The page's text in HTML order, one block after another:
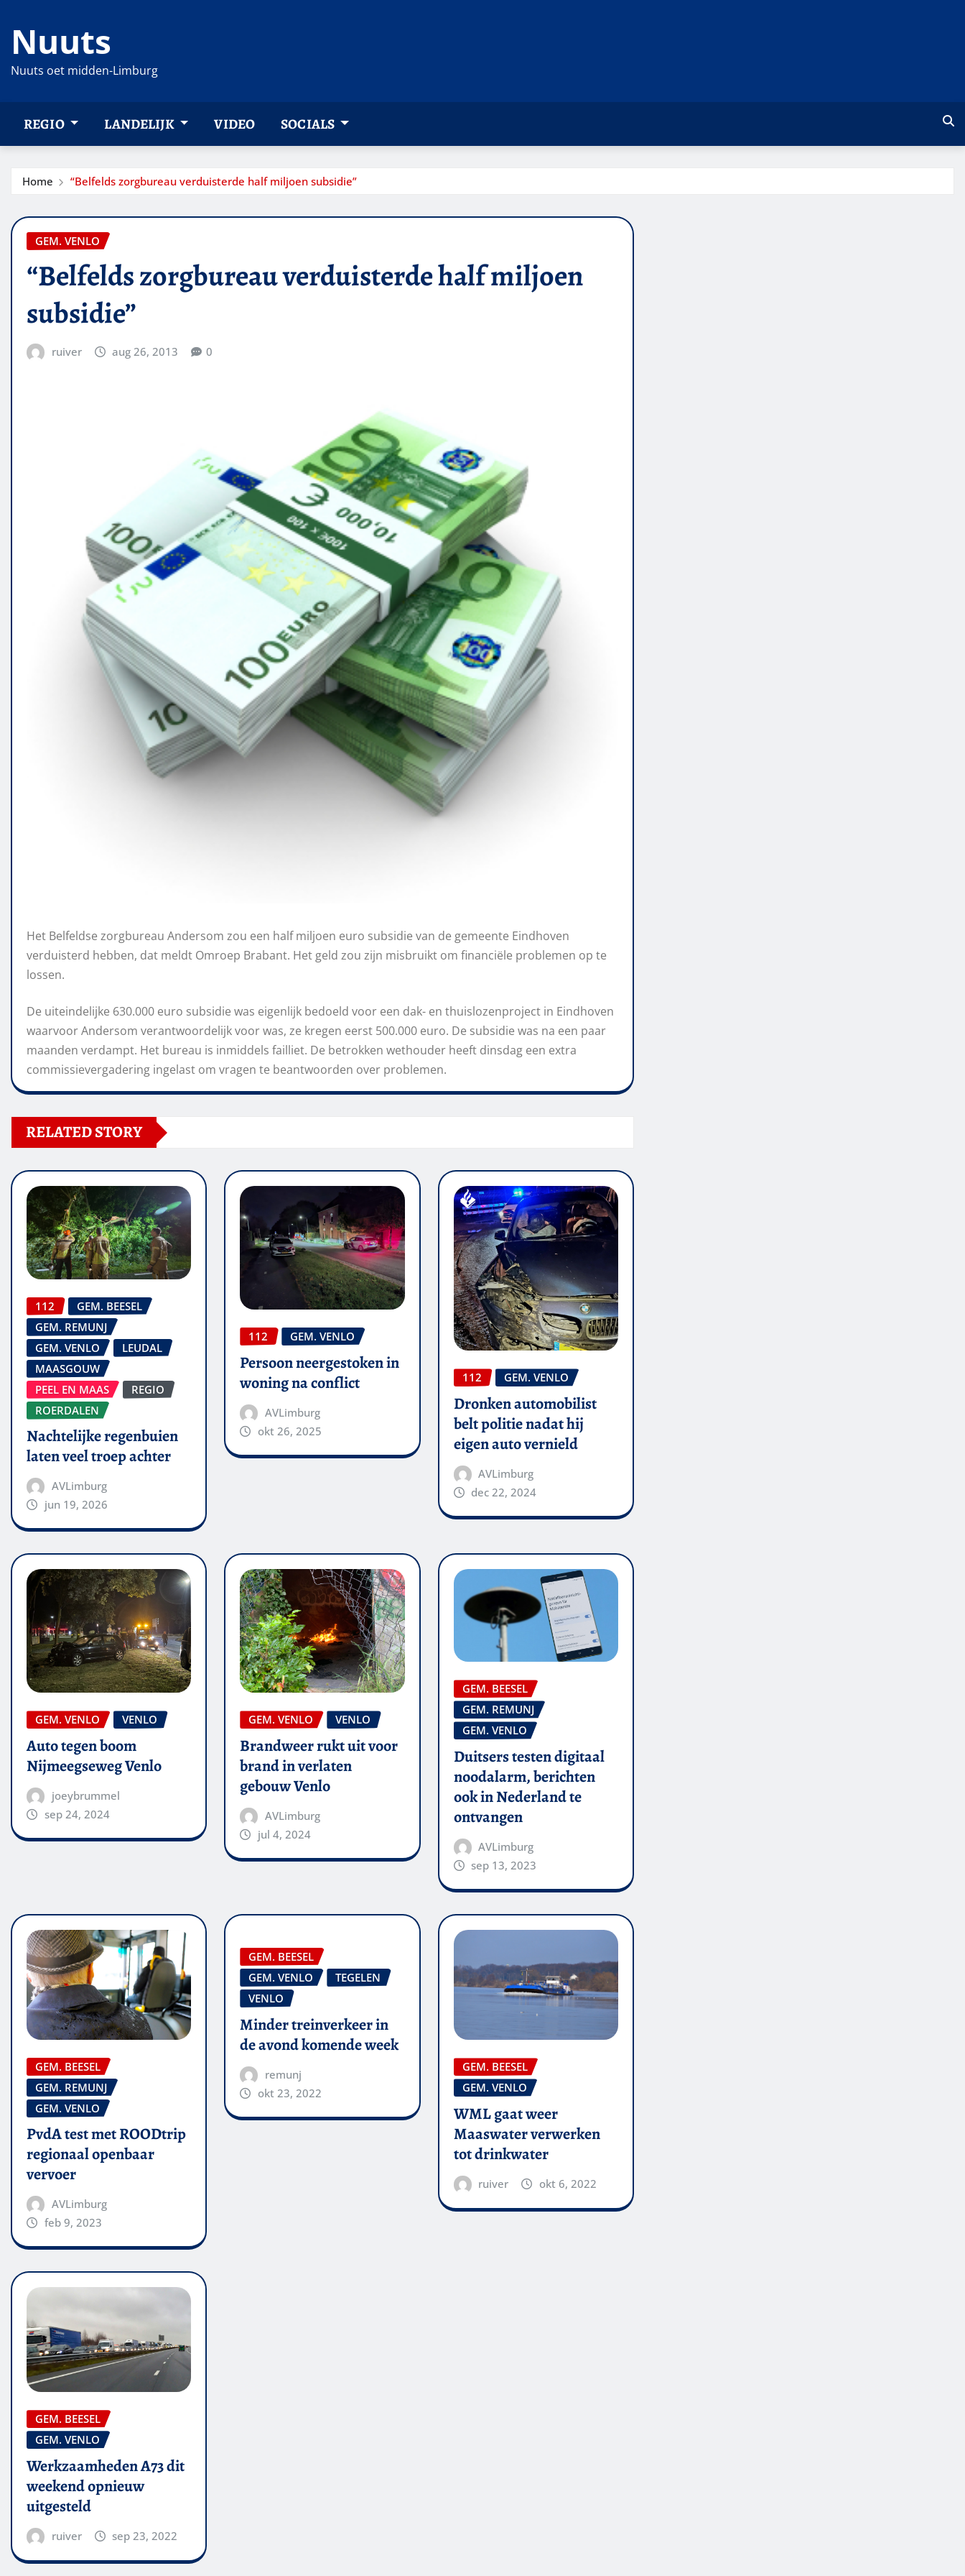
naar
inhoud
Nuuts
Nuuts oet midden-Limburg
REGIO LANDELIJK VIDEO SOCIALS
Home “Belfelds zorgbureau verduisterde half miljoen subsidie”
GEM. VENLO
“Belfelds zorgbureau verduisterde half miljoen
subsidie”
ruiver aug 26, 2013 0
Het Belfeldse zorgbureau Andersom zou een half miljoen euro subsidie van de gemeente Eindhoven
verduisterd hebben, dat meldt Omroep Brabant. Het geld zou zijn misbruikt om financiële problemen op te
lossen.
De uiteindelijke 630.000 euro subsidie was eigenlijk bedoeld voor een dak- en thuislozenproject in Eindhoven
waarvoor Andersom verantwoordelijk voor was, ze kregen eerst 500.000 euro. De subsidie was na een paar
maanden verdampt. Het bureau is inmiddels failliet. De betrokken wethouder heeft dinsdag een extra
commissievergadering ingelast om vragen te beantwoorden over problemen.
RELATED STORY
112
GEM. BEESEL
GEM. REMUNJ
GEM. VENLO
LEUDAL
MAASGOUW
PEEL EN MAAS
REGIO
ROERDALEN
Nachtelijke regenbuien
laten veel troep achter
AVLimburg
jun 19, 2026
112 GEM. VENLO
Persoon neergestoken in
woning na conflict
AVLimburg
okt 26, 2025
112 GEM. VENLO
Dronken automobilist
belt politie nadat hij
eigen auto vernield
AVLimburg
dec 22, 2024
GEM. VENLO VENLO
Auto tegen boom
Nijmeegseweg Venlo
joeybrummel
sep 24, 2024
GEM. VENLO VENLO
Brandweer rukt uit voor
brand in verlaten
gebouw Venlo
AVLimburg
jul 4, 2024
GEM. BEESEL
GEM. REMUNJ
GEM. VENLO
Duitsers testen digitaal
noodalarm, berichten
ook in Nederland te
ontvangen
AVLimburg
sep 13, 2023
GEM. BEESEL
GEM. REMUNJ
GEM. VENLO
PvdA test met ROODtrip
regionaal openbaar
vervoer
AVLimburg
feb 9, 2023
GEM. BEESEL
GEM. VENLO
TEGELEN
VENLO
Minder treinverkeer in
de avond komende week
remunj
okt 23, 2022
GEM. BEESEL
GEM. VENLO
WML gaat weer
Maaswater verwerken
tot drinkwater
ruiver okt 6, 2022
GEM. BEESEL
GEM. VENLO
Werkzaamheden A73 dit
weekend opnieuw
uitgesteld
ruiver sep 23, 2022